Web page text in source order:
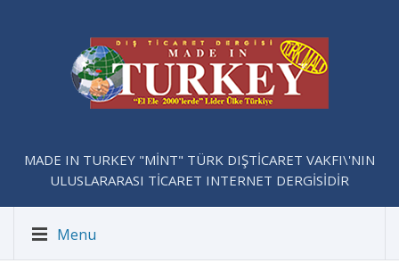
MADE IN TURKEY "MİNT" TÜRK DIŞTİCARET VAKFI\'NIN
ULUSLARARASI TİCARET INTERNET DERGİSİDİR
Menu